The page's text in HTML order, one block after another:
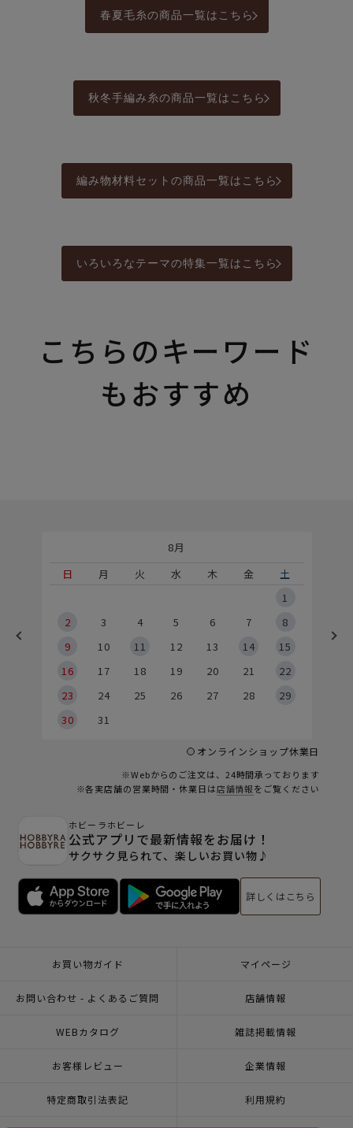
春夏毛糸の商品一覧はこちら
秋冬手編み糸の商品一覧はこちら
編み物材料セットの商品一覧はこちら
いろいろなテーマの特集一覧はこちら
こちらのキーワード
もおすすめ
8月
日
月 火 水 木 金
土
1
2
3 4 5 6 7
8
9
10 11 12 13 14
15
16
17 18 19 20 21
22
23
24 25 26 27 28
29
30
31
オンラインショップ休業日
※Webからのご注文は、24時間承っております
※各実店舗の営業時間・休業日は店舗情報をご覧ください
ホビーラホビーレ
公式アプリで最新情報をお届け！
サクサク見られて、楽しいお買い物♪
詳しくはこちら
お買い物ガイド マイページ
お問い合わせ - よくあるご質問 店舗情報
WEBカタログ 雑誌掲載情報
お客様レビュー 企業情報
特定商取引法表記 利用規約